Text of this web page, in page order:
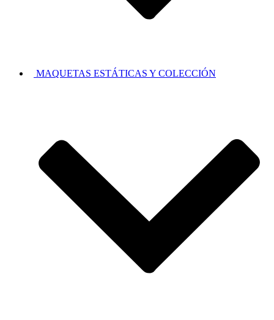
MAQUETAS ESTÁTICAS Y COLECCIÓN